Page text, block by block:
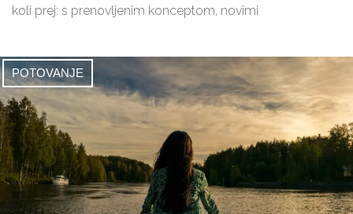
koli prej: s prenovljenim konceptom, novimi
POTOVANJE